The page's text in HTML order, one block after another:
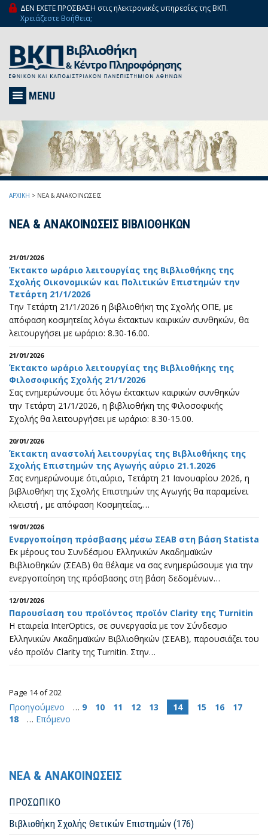
ΔΕΝ ΕΧΕΤΕ ΠΡΟΣΒΑΣΗ στις ηλεκτρονικές υπηρεσίες της ΒΚΠ.
Χρειάζεστε Βοήθεια;
MENU
ΑΡΧΙΚΗ > ΝΕΑ & ΑΝΑΚΟΙΝΩΣΕΙΣ
ΝΕΑ & ΑΝΑΚΟΙΝΩΣΕΙΣ ΒΙΒΛΙΟΘΗΚΩΝ
21/01/2026
Έκτακτο ωράριο λειτουργίας της Βιβλιοθήκης της
Σχολής Οικονομικών και Πολιτικών Επιστημών την
Τετάρτη 21/1/2026
Την Τετάρτη 21/1/2026 η βιβλιοθήκη της Σχολής ΟΠΕ, με
απόφαση κοσμητείας λόγω έκτακτων καιρικών συνθηκών, θα
λειτουργήσει με ωράριο: 8.30-16.00.
21/01/2026
Έκτακτο ωράριο λειτουργίας της Βιβλιοθήκης της
Φιλοσοφικής Σχολής 21/1/2026
Σας ενημερώνουμε ότι λόγω έκτακτων καιρικών συνθηκών
την Τετάρτη 21/1/2026, η βιβλιοθήκη της Φιλοσοφικής
Σχολής θα λειτουργήσει με ωράριο: 8.30-15.00.
20/01/2026
Έκτακτη αναστολή λειτουργίας της Βιβλιοθήκης της
Σχολής Επιστημών της Αγωγής αύριο 21.1.2026
Σας ενημερώνουμε ότι,αύριο, Τετάρτη 21 Ιανουαρίου 2026, η
βιβλιοθήκη της Σχολής Επιστημών της Αγωγής θα παραμείνει
κλειστή , με απόφαση Κοσμητείας,…
19/01/2026
Ενεργοποίηση πρόσβασης μέσω ΣΕΑΒ στη βάση Statista
Εκ μέρους του Συνδέσμου Ελληνικών Ακαδημαϊκών
Βιβλιοθηκών (ΣΕΑΒ) θα θέλαμε να σας ενημερώσουμε για την
ενεργοποίηση της πρόσβασης στη βάση δεδομένων…
12/01/2026
Παρουσίαση του προϊόντος προϊόν Clarity της Turnitin
Η εταιρεία InterOptics, σε συνεργασία με τον Σύνδεσμο
Ελληνικών Ακαδημαϊκών Βιβλιοθηκών (ΣΕΑΒ), παρουσιάζει του
νέο προϊόν Clarity της Turnitin. Στην…
Page 14 of 202
Προηγούμενο … 9 10 11 12 13 14 15 16
17
18
… Επόμενο
ΝΕΑ & ΑΝΑΚΟΙΝΩΣΕΙΣ
ΠΡΟΣΩΠΙΚΟ
Βιβλιοθήκη Σχολής Θετικών Επιστημών (176)